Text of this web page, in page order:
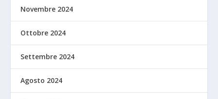
Novembre 2024
Ottobre 2024
Settembre 2024
Agosto 2024